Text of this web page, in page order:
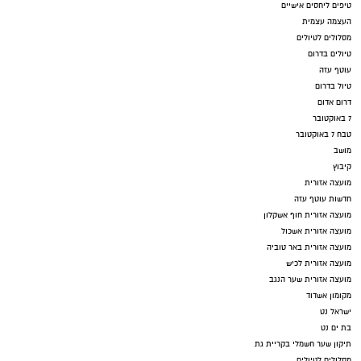
חדשותי? מצאתם טעות בכתבה? נשמח שתשתפו
אותנו
טיפים ליחסים אישיים
העצמה עצמית
מסלולים לטיולים
טיולים בדרום
עוטף עזה
טיול בדרום
דרום אדום
7 באוקטובר
טבח 7 באוקטובר
מושב
קיבוץ
מועצה אזורית
חדשות עוטף עזה
מועצה אזורית חוף אשקלון
מועצה אזורית אשכול
מועצה אזורית באר טוביה
מועצה אזורית לכיש
מועצה אזורית שער הנגב
מקומון אשדוד
ישראל נט
בת ים נט
תיקון שער חשמלי בקריית גת